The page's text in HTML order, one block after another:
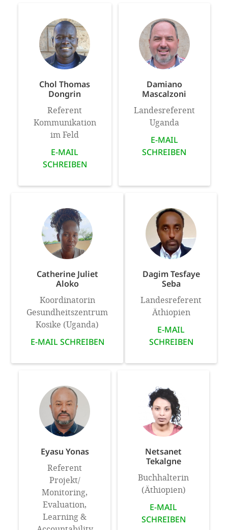
Chol Thomas
Dongrin
Referent
Kommunikation
im Feld
E-MAIL
SCHREIBEN
Damiano
Mascalzoni
Landesreferent
Uganda
E-MAIL
SCHREIBEN
Catherine Juliet
Aloko
Koordinatorin
Gesundheitszentrum
Kosike (Uganda)
E-MAIL SCHREIBEN
Dagim Tesfaye
Seba
Landesreferent
Äthiopien
E-MAIL
SCHREIBEN
Eyasu Yonas
Referent
Projekt/
Monitoring,
Evaluation,
Learning &
Netsanet
Tekalgne
Buchhalterin
(Äthiopien)
E-MAIL
SCHREIBEN